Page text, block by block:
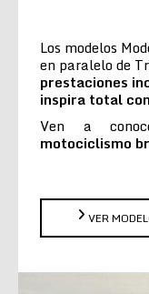
Los modelos
en paralelo de
prestaciones
inspira total
Ven a
motociclismo
VER